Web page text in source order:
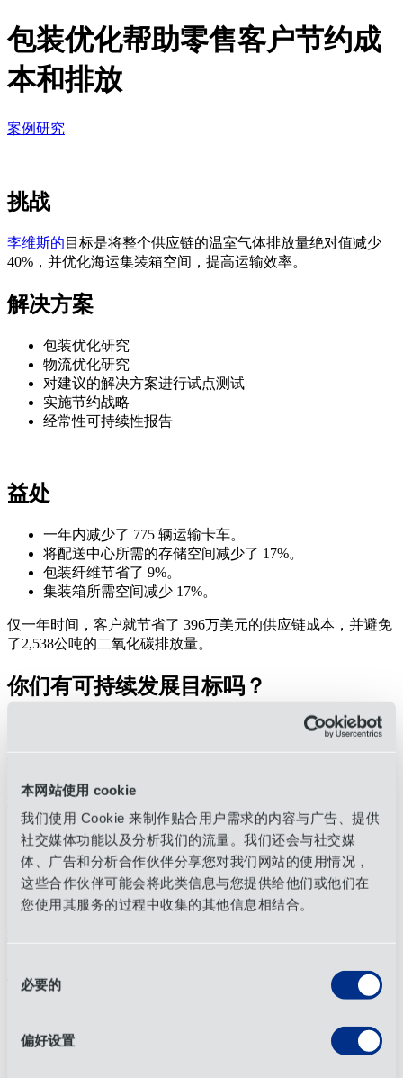
本网站使用 cookie
我们使用 Cookie 来制作贴合用户需求的内容与广告、提供
社交媒体功能以及分析我们的流量。我们还会与社交媒
体、广告和分析合作伙伴分享您对我们网站的使用情况，
这些合作伙伴可能会将此类信息与您提供给他们或他们在
您使用其服务的过程中收集的其他信息相结合。
必要的
偏好设置
包装优化帮助零售客户节约成
本和排放
案例研究
挑战
李维斯的 目标是将整个供应链的温室气体排放量绝对值减少
40%，并优化海运集装箱空间，提高运输效率。
解决方案
包装优化研究
物流优化研究
对建议的解决方案进行试点测试
实施节约战略
经常性可持续性报告
益处
一年内减少了 775 辆运输卡车。
将配送中心所需的存储空间减少了 17%。
包装纤维节省了 9%。
集装箱所需空间减少 17%。
仅一年时间，客户就节省了 396万美元的供应链成本，并避免
了2,538公吨的二氧化碳排放量。
你们有可持续发展目标吗？
连接
Linkedin
Instagram
在 Facebook 上
X
YouTube
关于
奖项与认证
职业生涯